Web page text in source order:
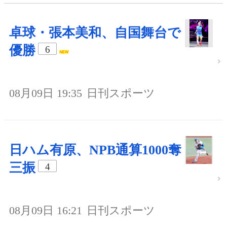
卓球・張本美和、自国舞台で
優勝
6
08月09日 19:35 日刊スポーツ
日ハム有原、NPB通算1000奪
三振
4
08月09日 16:21 日刊スポーツ